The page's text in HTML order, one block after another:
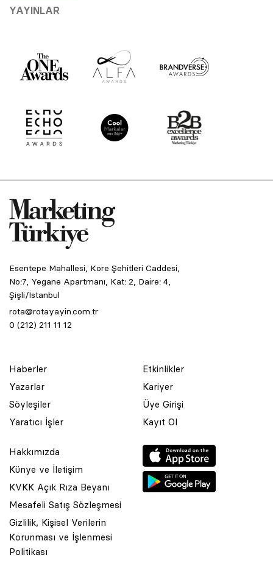
YAYINLAR
Esentepe Mahallesi, Kore Şehitleri Caddesi,
No:7, Yegane Apartmanı, Kat: 2, Daire: 4,
Şişli/İstanbul
rota@rotayayin.com.tr
0 (212) 211 11 12
Haberler
Yazarlar
Söyleşiler
Yaratıcı İşler
Etkinlikler
Kariyer
Üye Girişi
Kayıt Ol
Hakkımızda
Künye ve İletişim
KVKK Açık Rıza Beyanı
Mesafeli Satış Sözleşmesi
Gizlilik, Kişisel Verilerin
Korunması ve İşlenmesi
Politikası
© 2001 Rota Yayın Yapım Tanıtım Tic. Ltd. Şti. Bu Sitede Bulunan